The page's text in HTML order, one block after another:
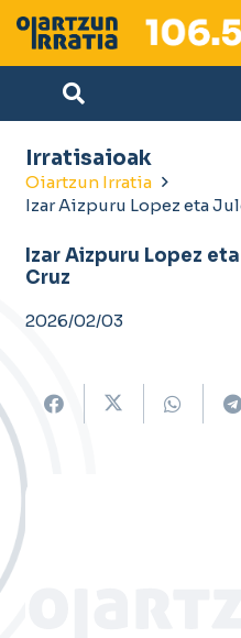
Irratisaioak
Oiartzun Irratia
Izar Aizpuru Lopez eta
Izar Aizpuru Lopez
Cruz
2026/02/03